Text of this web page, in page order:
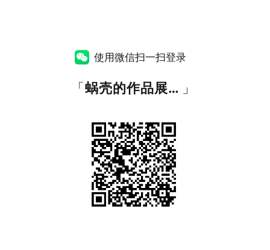
使用微信扫一扫登录
「 蜗壳的作品展示网站 」